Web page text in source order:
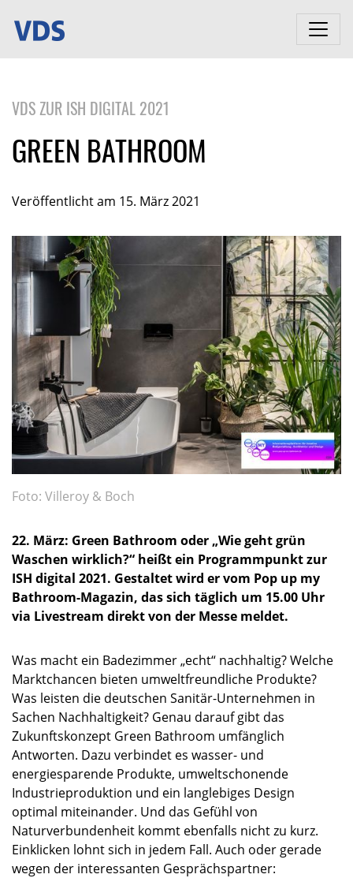
VDS ZUR ISH DIGITAL 2021
GREEN BATHROOM
Veröffentlicht am 15. März 2021
Foto: Villeroy & Boch
22. März: Green Bathroom oder „Wie geht grün
Waschen wirklich?“ heißt ein Programmpunkt zur
ISH digital 2021. Gestaltet wird er vom Pop up my
Bathroom-Magazin, das sich täglich um 15.00 Uhr
via Livestream direkt von der Messe meldet.
Was macht ein Badezimmer „echt“ nachhaltig? Welche
Marktchancen bieten umweltfreundliche Produkte?
Was leisten die deutschen Sanitär-Unternehmen in
Sachen Nachhaltigkeit? Genau darauf gibt das
Zukunftskonzept Green Bathroom umfänglich
Antworten. Dazu verbindet es wasser- und
energiesparende Produkte, umweltschonende
Industrieproduktion und ein langlebiges Design
optimal miteinander. Und das Gefühl von
Naturverbundenheit kommt ebenfalls nicht zu kurz.
Einklicken lohnt sich in jedem Fall. Auch oder gerade
wegen der interessanten Gesprächspartner: